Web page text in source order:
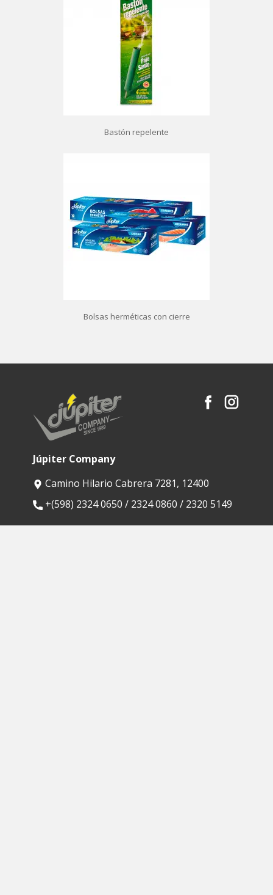
Bastón repelente
Bolsas herméticas con cierre
Júpiter Company
Camino Hilario Cabrera 7281, 12400
​+(598) 2324 0650 / 2324 0860 / 2320 5149